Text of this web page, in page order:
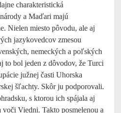
charakteristická
a Maďari majú
Nielen miesto pôvodu, ale aj
jazykovedcov zmesou
nemeckých a poľských
to bol jeden z dôvodov, že Turci
južnej časti Uhorska
šľachty. Skôr ju podporovali.
s ktorou ich spájala aj
Viedni. Takto posmelenou a